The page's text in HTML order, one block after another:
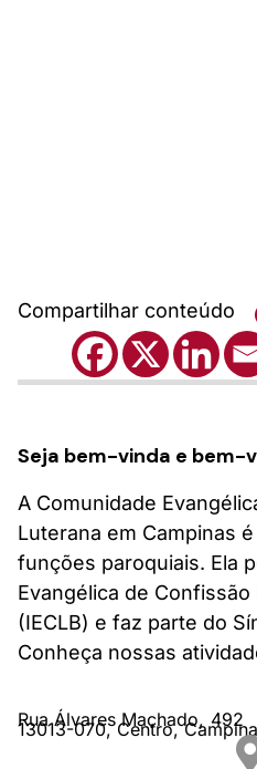
Compartilhar conteúdo
Seja bem-vinda e bem-
A Comunidade
Luterana em Campinas
funções paroquiais. Ela
Evangélica de
(IECLB) e faz parte do
Conheça nossas
Rua Álvares Machado, 492
13013-070, Centro,